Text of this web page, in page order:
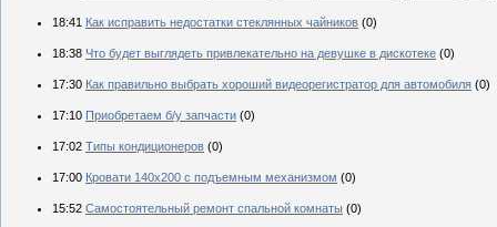
18:41 Как исправить недостатки стеклянных чайников (0)
18:38 Что будет выглядеть привлекательно на девушке в дискотеке (0)
17:30 Как правильно выбрать хороший видеорегистратор для автомобиля (0)
17:10 Приобретаем б/у запчасти (0)
17:02 Типы кондиционеров (0)
17:00 Кровати 140х200 с подъемным механизмом (0)
15:52 Самостоятельный ремонт спальной комнаты (0)